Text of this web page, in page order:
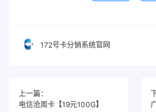
172号卡分销系统官网
上一篇：
电信沧周卡【19元100G】